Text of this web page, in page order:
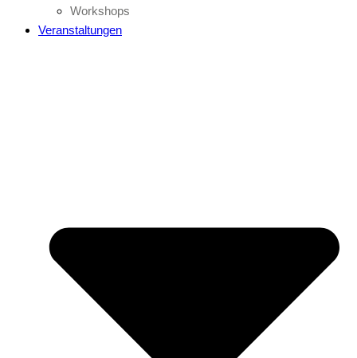
Workshops
Veranstaltungen